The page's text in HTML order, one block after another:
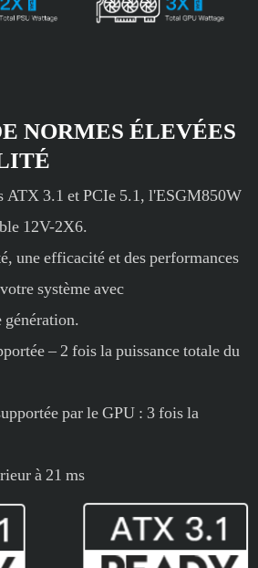
NORMES ÉLEVÉES
ATX 3.1 et PCIe 5.1, l'ESGM850W
12V-2X6.
une efficacité et des performances
système avec
génération.
– 2 fois la puissance totale du
par le GPU : 3 fois la
à 21 ms